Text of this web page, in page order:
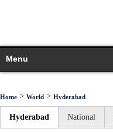
Menu
Home > World > Hyderabad
Hyderabad National